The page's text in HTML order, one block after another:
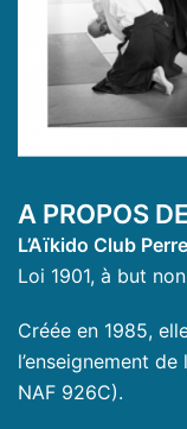
A PROPOS
L’Aïkido Club
Loi 1901, à but
Créée en 1985,
l’enseignement
NAF 926C).